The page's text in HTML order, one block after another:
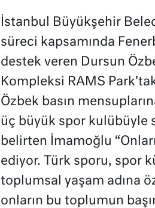
İstanbul Büyükşehir
süreci kapsamında
destek veren Dursun
Kompleksi RAMS
Özbek basın
üç büyük spor kulübüyle
belirten İmamoğlu
ediyor. Türk sporu, spor
toplumsal yaşam adına
onların bu toplumun